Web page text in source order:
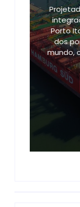
Porto
dos
mundo,